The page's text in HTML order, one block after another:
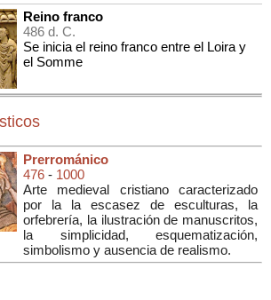
Reino franco
486 d. C.
Se inicia el reino franco entre el Loira y
el Somme
Prerrománico
476 - 1000
Arte medieval cristiano caracterizado
por la la escasez de esculturas, la
orfebrería, la ilustración de manuscritos,
la simplicidad, esquematización,
simbolismo y ausencia de realismo.